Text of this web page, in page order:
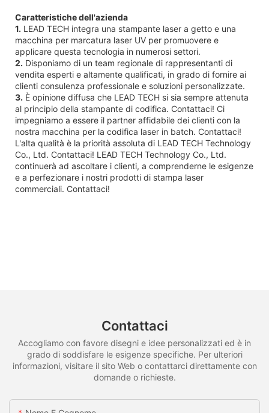
Caratteristiche dell'azienda
1. LEAD TECH integra una stampante laser a getto e una
macchina per marcatura laser UV per promuovere e
applicare questa tecnologia in numerosi settori.
2. Disponiamo di un team regionale di rappresentanti di
vendita esperti e altamente qualificati, in grado di fornire ai
clienti consulenza professionale e soluzioni personalizzate.
3. È opinione diffusa che LEAD TECH si sia sempre attenuta
al principio della stampante di codifica. Contattaci! Ci
impegniamo a essere il partner affidabile dei clienti con la
nostra macchina per la codifica laser in batch. Contattaci!
L'alta qualità è la priorità assoluta di LEAD TECH Technology
Co., Ltd. Contattaci! LEAD TECH Technology Co., Ltd.
continuerà ad ascoltare i clienti, a comprenderne le esigenze
e a perfezionare i nostri prodotti di stampa laser
commerciali. Contattaci!
Contattaci
Accogliamo con favore disegni e idee personalizzati ed è in
grado di soddisfare le esigenze specifiche. Per ulteriori
informazioni, visitare il sito Web o contattarci direttamente con
domande o richieste.